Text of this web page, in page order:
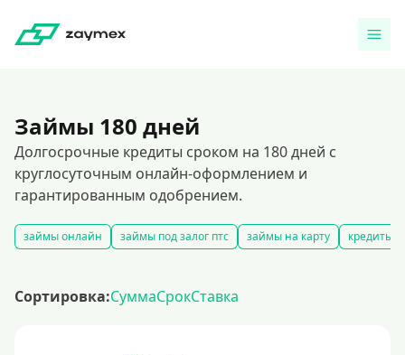
Займы 180 дней
Долгосрочные кредиты сроком на 180 дней с
круглосуточным онлайн-оформлением и
гарантированным одобрением.
займы онлайн займы под залог птс займы на карту кредиты и
Сортировка:СуммаСрокСтавка